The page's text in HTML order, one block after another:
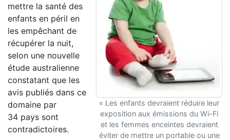
« Les enfants devraient réduire leur
exposition aux émissions du Wi-Fi
et les femmes enceintes devraient
éviter de mettre un portable ou une
mettre la santé des
enfants en péril en
les empêchant de
récupérer la nuit,
selon une nouvelle
étude australienne
constatant que les
avis publiés dans ce
domaine par
34 pays sont
contradictoires.